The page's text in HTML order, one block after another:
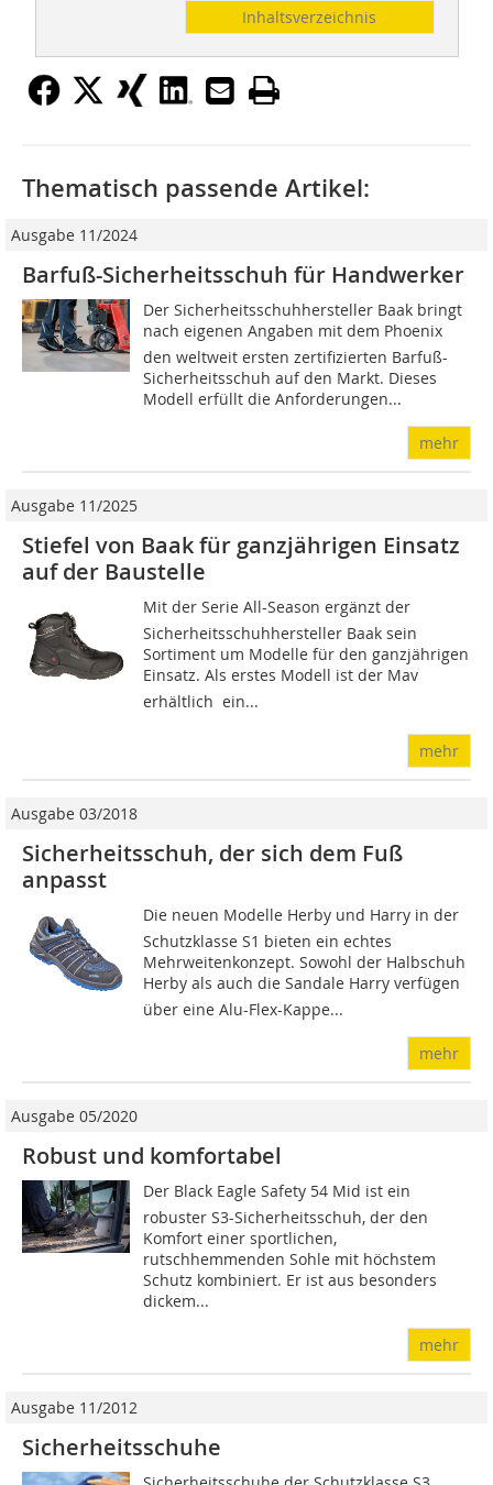
Inhaltsverzeichnis
Thematisch passende Artikel:
Ausgabe 11/2024
Barfuß-Sicherheitsschuh für Handwerker
Der Sicherheitsschuhhersteller Baak bringt
nach eigenen Angaben mit dem Phoenix
den weltweit ersten zertifizierten Barfuß-
Sicherheitsschuh auf den Markt. Dieses
Modell erfüllt die Anforderungen...
mehr
Ausgabe 11/2025
Stiefel von Baak für ganzjährigen Einsatz
auf der Baustelle
Mit der Serie All-Season ergänzt der
Sicherheitsschuhhersteller Baak sein
Sortiment um Modelle für den ganzjährigen
Einsatz. Als erstes Modell ist der Mav
erhältlich  ein...
mehr
Ausgabe 03/2018
Sicherheitsschuh, der sich dem Fuß
anpasst
Die neuen Modelle Herby und Harry in der
Schutzklasse S1 bieten ein echtes
Mehrweitenkonzept. Sowohl der Halbschuh
Herby als auch die Sandale Harry verfügen
über eine Alu-Flex-Kappe...
mehr
Ausgabe 05/2020
Robust und komfortabel
Der Black Eagle Safety 54 Mid ist ein
robuster S3-Sicherheitsschuh, der den
Komfort einer sportlichen,
rutschhemmenden Sohle mit höchstem
Schutz kombiniert. Er ist aus besonders
dickem...
mehr
Ausgabe 11/2012
Sicherheitsschuhe